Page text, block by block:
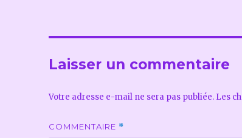
Laisser un commentaire
Votre adresse e-mail ne sera pas publiée. Les
COMMENTAIRE *